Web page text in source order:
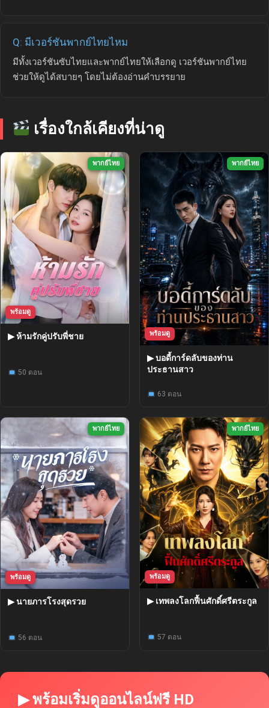
Q: มีเวอร์ชันพากย์ไทยไหม
มีทั้งเวอร์ชันซับไทยและพากย์ไทยให้เลือกดู เวอร์ชันพากย์ไทย
ช่วยให้ดูได้สบายๆ โดยไม่ต้องอ่านคำบรรยาย
เรื่องใกล้เคียงที่น่าดู
พากย์ไทย
พร้อมดู
▶ ห้ามรักคู่ปรับพี่ชาย
50 ตอน
พากย์ไทย
พร้อมดู
▶ บอดี้การ์ดลับของท่าน
ประธานสาว
63 ตอน
พากย์ไทย
พร้อมดู
▶ นายภารโรงสุดรวย
56 ตอน
พากย์ไทย
พร้อมดู
▶ เทพลงโลกฟื้นศักดิ์ศรีตระกูล
57 ตอน
▶ พร้อมเริ่มดูออนไลน์ฟรี HD